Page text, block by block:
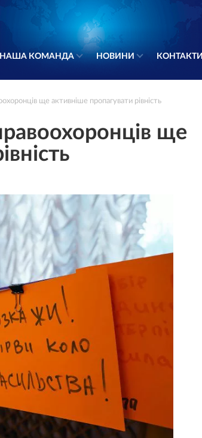
НАША КОМАНДА НОВИНИ КОНТАКТИ
ще активніше пропагувати рівність
ще